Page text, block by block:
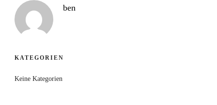
ben
KATEGORIEN
Keine Kategorien